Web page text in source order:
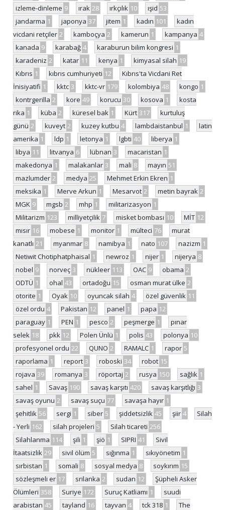
izleme-dinleme 9 ırak 28 ırkçılık 10 ışid 53
jandarma 1 japonya 37 jitem 1 kadın 101
kadın
vicdani retçiler 2 kamboçya 2 kamerun 1 kampanya 4
kanada 9 karabağ 4 karaburun bilim kongresi 1
karadeniz 2 katar 11 kenya 1 kimyasal silah 19
Kıbrıs 1 kıbrıs cumhuriyeti 12
Kıbrıs'ta Vicdani Ret
İnisiyatifi 1 kktc 3 kktc-vr 179 kolombiya 48 kongo 1
kontrgerilla 2 kore 49 korucu 30 kosova 1
kosta
rika 1 küba 2 küresel bak 1 Kürt 317
kurtuluş
günü 2 kuveyt 2 kuzey kutbu 4 lambdaistanbul 1
latin
amerika 1 ldp 1 letonya 1 lgbti 40 liberya 1
libya 11 litvanya 6 lübnan 3 macaristan 1
makedonya 1 malakanlar 3 mali 8 mayın 51
mazlumder 2 medya 25 Mehmet Erkin Ekren 1
meksika 1 Merve Arkun 1 Mesarvot 2 metin bayrak 2
MGK 9 mgsb 2 mhp 1 militarizasyon 1
Militarizm 123 milliyetçilik 7 misket bombası 10 MİT 12
mısır 16 mobese 1 monitor 1 mülteci 76
murat
kanatlı 21 myanmar 8 namibya 1 nato 107 nazizm 1
Netiwit Chotiphatphaisal 1 newroz 1 nijer 1 nijerya 8
nobel 9 norveç 3 nükleer 113 OAC 9 obama 2
ODTÜ 1 ohal 43 ortadoğu 15 osman murat ülke 2
otorite 1 Oyak 10 oyuncak silah 4 özel güvenlik 11
özel ordu 4 Pakistan 12 panel 1 papa 12
paraguay 1 PEN 1 pesco 2 peşmerge 1
pınar
selek 18 pkk 12 Polen Ünlü 1 polis 43 polonya 10
profesyonel ordu 22 QUNO 2 RAMALC 1 rapor 5
raporlama 1 report 3 roboski 34 robot 15
rojava 39 romanya 3 röportaj 2 rusya 150 sağlık 1
sahel 1 Savaş 190 savaş karşıtı 420 savaş karşıtlığı 3
savaş oyunu 2 savaş suçu 77 savaşa hayır 1
şehitlik 56 sergi 1 siber 5 şiddetsizlik 45 şiir 4
Silah
- Yerli 162 silah projeleri 5 Silah ticareti 256
Silahlanma 114 şili 1 şiö 1 SIPRI 41
Sivil
İtaatsizlik 29 sivil ölüm 5 sığınma 1 sıkıyönetim 1
sırbistan 1 somali 8 sosyal medya 8 soykırım 15
sözleşmeli er 17 srilanka 2 sudan 12
Şüpheli Asker
Ölümleri 358 Suriye 172 Suruç Katliamı 1
suudi
arabistan 45 tayland 16 tayvan 4 tck 318 1
The